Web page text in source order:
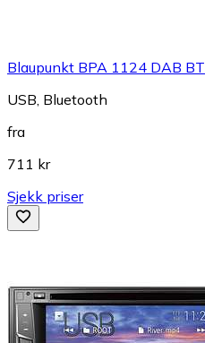
Blaupunkt BPA 1124 DAB BT
USB, Bluetooth
fra
711 kr
Sjekk priser